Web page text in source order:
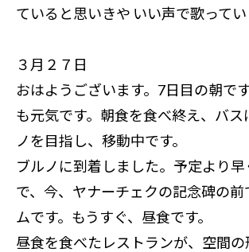
ていると思いきや いい声で歌ってい
３月２７日
おはようございます。7日目の朝で
も元気です。朝食を食べ終え、バス
ノを目指し、移動中です。
ブルノに到着しました。予定より
で、今、ヤナーチェクの記念碑の前
ムです。もうすぐ、昼食です。
昼食を食べたレストランが、空間の